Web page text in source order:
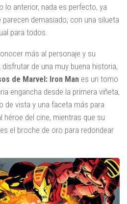
lo anterior, nada es perfecto, ya
demasiado, con una silueta
para todos.
más al personaje y su
de una muy buena historia,
de Marvel: Iron Man es un tomo
engancha desde la primera viñeta,
de vista y una faceta más para
del cine, mientras que su
el broche de oro para redondear